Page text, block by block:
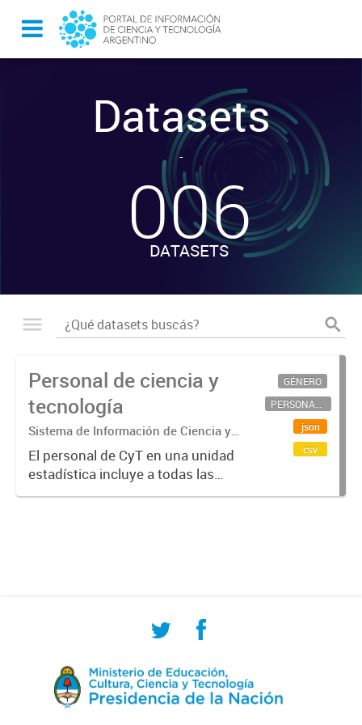
Datasets
-
006
DATASETS
Personal de ciencia y
tecnología
Sistema de Información de Ciencia y
Tecnología Argentino (SICYTAR)
El personal de CyT en una unidad
estadística incluye a todas las
personas involucradas
GÉNERO
PERSONAL CIENTÍFICO-TECNOLÓGICO
json
csv